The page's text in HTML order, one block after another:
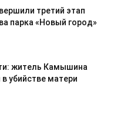
третий этап
парка «Новый город»
житель Камышина
убийстве матери